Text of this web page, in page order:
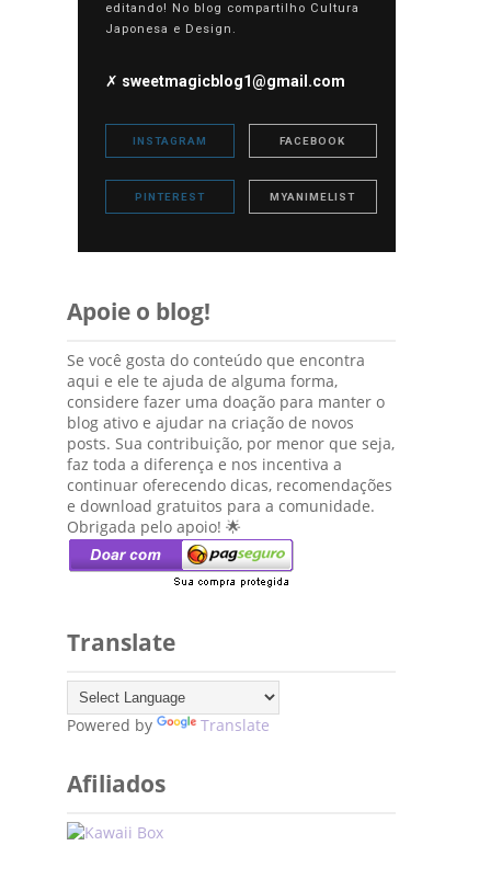
editando! No blog compartilho Cultura
Japonesa e Design.
✗ sweetmagicblog1@gmail.com
INSTAGRAM FACEBOOK
PINTEREST MYANIMELIST
Apoie o blog!
Se você gosta do conteúdo que encontra
aqui e ele te ajuda de alguma forma,
considere fazer uma doação para manter o
blog ativo e ajudar na criação de novos
posts. Sua contribuição, por menor que seja,
faz toda a diferença e nos incentiva a
continuar oferecendo dicas, recomendações
e download gratuitos para a comunidade.
Obrigada pelo apoio! 🌟
Translate
Powered by Translate
Afiliados